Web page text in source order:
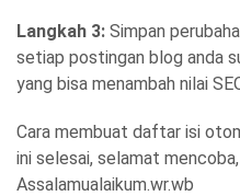
Langkah 3: Simpan
setiap postingan blog anda
yang bisa menambah nilai
Cara membuat daftar isi
ini selesai, selamat
Assalamualaikum.wr.wb